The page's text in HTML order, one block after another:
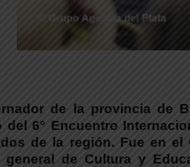
de la provincia de
del 6° Encuentro
de la región. Fue en el
general de Cultura y